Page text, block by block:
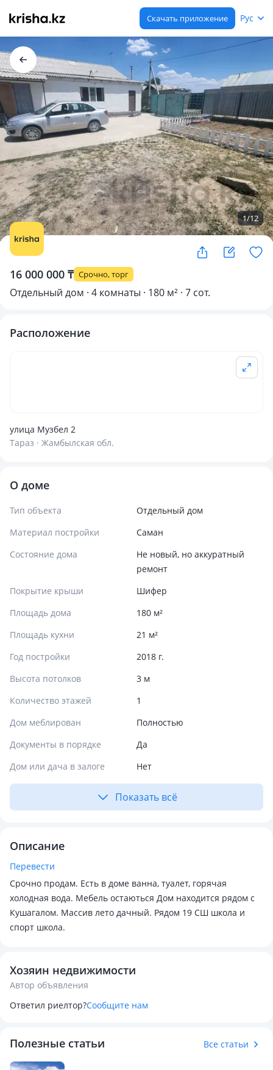
Скачать приложение Рус
1/12
16 000 000 ₸ Срочно, торг
Отдельный дом · 4 комнаты · 180 м² · 7 сот.
Расположение
улица Музбел 2
Тараз · Жамбылская обл.
О доме
Тип объекта
Отдельный дом
Материал постройки
Саман
Состояние дома
Не новый, но аккуратный
ремонт
Покрытие крыши
Шифер
Площадь дома
180 м²
Площадь кухни
21 м²
Год постройки
2018 г.
Высота потолков
3 м
Количество этажей
1
Дом меблирован
Полностью
Документы в порядке
Да
Дом или дача в залоге
Нет
Показать всё
Описание
Перевести
Срочно продам. Есть в доме ванна, туалет, горячая
холодная вода. Мебель остаються Дом находится рядом с
Кушагалом. Массив лето дачный. Рядом 19 СШ школа и
спорт школа.
Хозяин недвижимости
Автор объявления
Ответил риелтор?Сообщите нам
Полезные статьи Все статьи